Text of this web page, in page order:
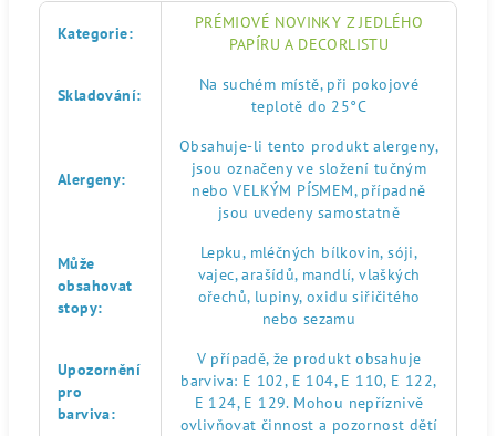
Kategorie:
PRÉMIOVÉ NOVINKY Z JEDLÉHO
PAPÍRU A DECORLISTU
Skladování:
Na suchém místě, při pokojové
teplotě do 25°C
Alergeny:
Obsahuje-li tento produkt alergeny,
jsou označeny ve složení tučným
nebo VELKÝM PÍSMEM, případně
jsou uvedeny samostatně
Může
obsahovat
stopy:
Lepku, mléčných bílkovin, sóji,
vajec, arašídů, mandlí, vlaškých
ořechů, lupiny, oxidu siřičitého
nebo sezamu
Upozornění
pro
barviva:
V případě, že produkt obsahuje
barviva: E 102, E 104, E 110, E 122,
E 124, E 129. Mohou nepříznivě
ovlivňovat činnost a pozornost dětí